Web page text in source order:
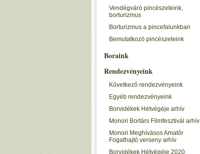
Vendégváró pincészeteink,
borturizmus
Borturizmus a pincefalunkban
Bemutatkozó pincészeteink
Boraink
Rendezvényeink
Következő rendezvényeink
Egyéb rendezvényeink
Borvidékek Hétvégéje arhív
Monori Bortárs Filmfesztivál arhív
Monori Meghívásos Amatőr
Fogathajtó verseny arhív
Borvidékek Hétvégéje 2020